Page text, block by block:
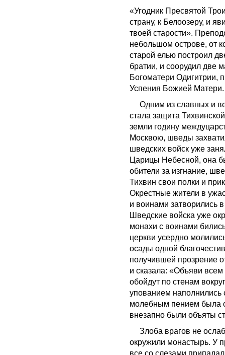
«Угодник Пресвятой
страну, к Белоозеру, и
твоей старости».
небольшом острове, от
старой елью построил
братии, и соорудил две
Богоматери Одигитрии,
Успения Божией Матери.
Одним из славных и
стала защита
земли годину
Москвою, шведы
шведских войск уже
Царицы Небесной, она
обители за изгнание,
Тихвин свои полки и
Окрестные жители в
и воинами затворились
Шведские войска уже
монахи с воинами
церкви усердно
осады одной
получившей прозрение
и сказала: «Объяви
обойдут по стенам
упованием наполнились
молебным пением была
внезапно были объяты
Злоба врагов не
окружили монастырь. У